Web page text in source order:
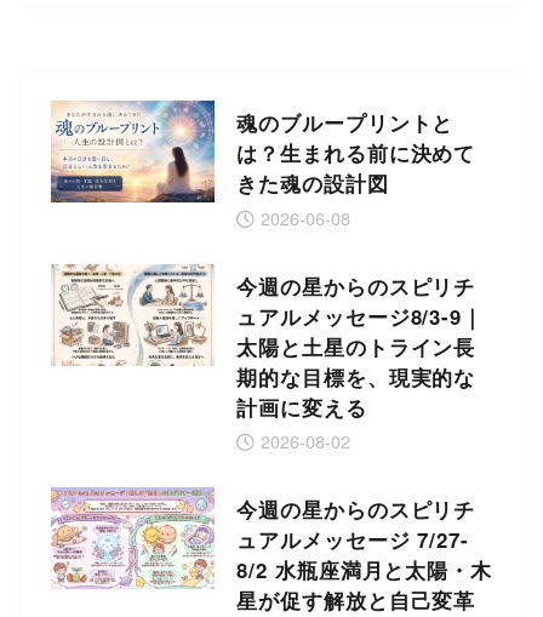
魂のブループリントと
は？生まれる前に決めて
きた魂の設計図
2026-06-08
今週の星からのスピリチ
ュアルメッセージ8/3-9｜
太陽と土星のトライン長
期的な目標を、現実的な
計画に変える
2026-08-02
今週の星からのスピリチ
ュアルメッセージ 7/27-
8/2 水瓶座満月と太陽・木
星が促す解放と自己変革